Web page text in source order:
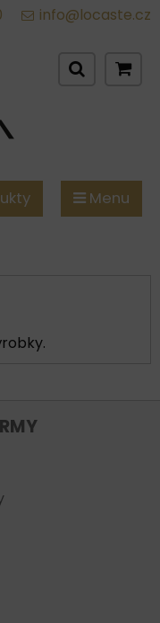
info@locaste.cz
Menu